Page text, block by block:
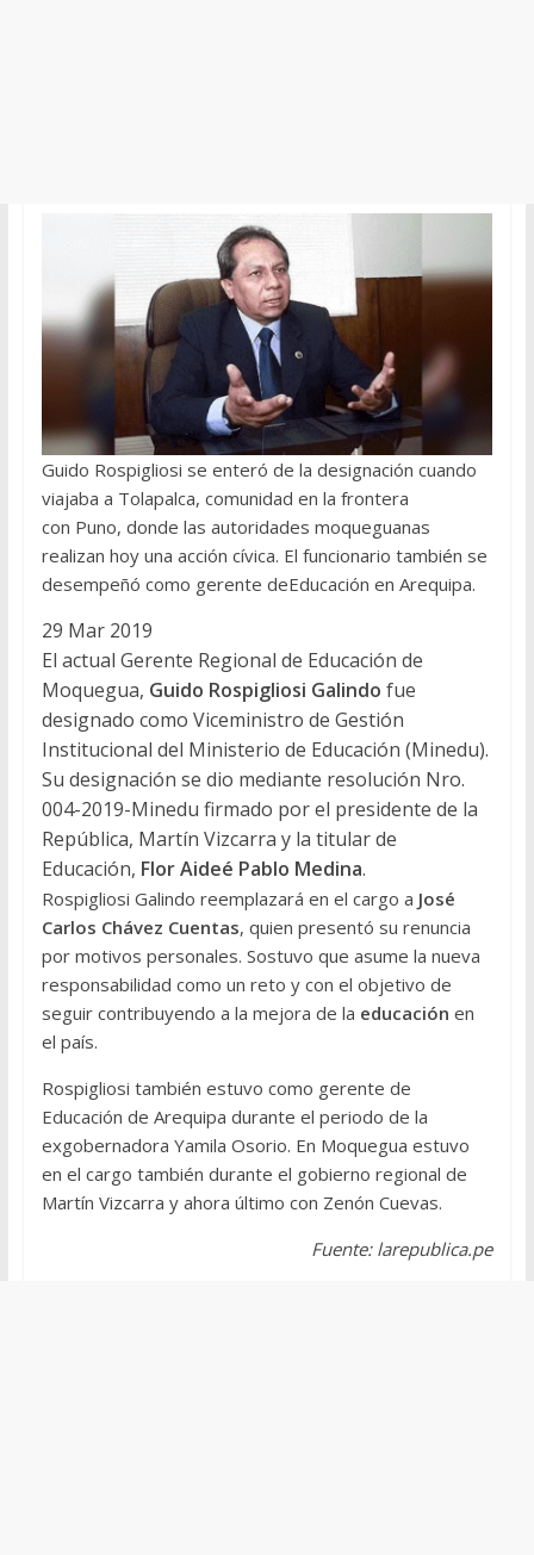
Guido Rospigliosi se enteró de la designación cuando
viajaba a Tolapalca, comunidad en la frontera
con Puno, donde las autoridades moqueguanas
realizan hoy una acción cívica. El funcionario también se
desempeñó como gerente deEducación en Arequipa.
29 Mar 2019
El actual Gerente Regional de Educación de
Moquegua, Guido Rospigliosi Galindo fue
designado como Viceministro de Gestión
Institucional del Ministerio de Educación (Minedu).
Su designación se dio mediante resolución Nro.
004-2019-Minedu firmado por el presidente de la
República, Martín Vizcarra y la titular de
Educación, Flor Aideé Pablo Medina.
Rospigliosi Galindo reemplazará en el cargo a José
Carlos Chávez Cuentas, quien presentó su renuncia
por motivos personales. Sostuvo que asume la nueva
responsabilidad como un reto y con el objetivo de
seguir contribuyendo a la mejora de la educación en
el país.
Rospigliosi también estuvo como gerente de
Educación de Arequipa durante el periodo de la
exgobernadora Yamila Osorio. En Moquegua estuvo
en el cargo también durante el gobierno regional de
Martín Vizcarra y ahora último con Zenón Cuevas.
Fuente: larepublica.pe